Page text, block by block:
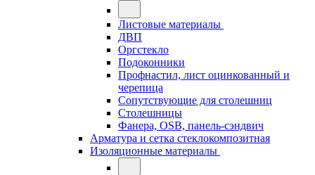
Листовые материалы
ДВП
Оргстекло
Подоконники
Профнастил, лист оцинкованный и
черепица
Сопутствующие для столешниц
Столешницы
Фанера, OSB, панель-сэндвич
Арматура и сетка стеклокомпозитная
Изоляционные материалы